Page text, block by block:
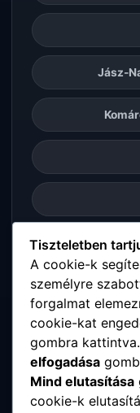
Jász-
Tiszteletben
A cookie-k
személyre
forgalmat
cookie-kat
gombra
elfogadása
Mind elutasítása
cookie-k